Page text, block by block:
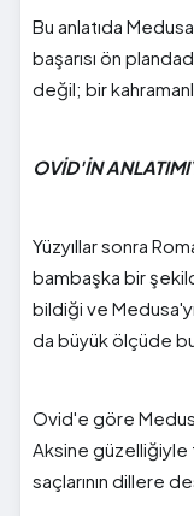
Bu anlatıda
başarısı ön
değil; bir
OVİD'İN
Yüzyıllar sonra
bambaşka bir
bildiği ve
da büyük ölçüde
Ovid'e göre
Aksine güzelliğiyle
saçlarının dillere